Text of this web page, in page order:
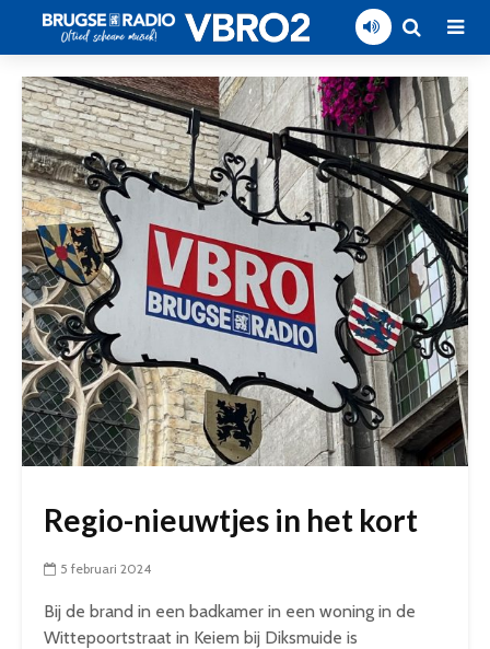
Regio-nieuwtjes in het kort
5 februari 2024
Bij de brand in een badkamer in een woning in de
Wittepoortstraat in Keiem bij Diksmuide is